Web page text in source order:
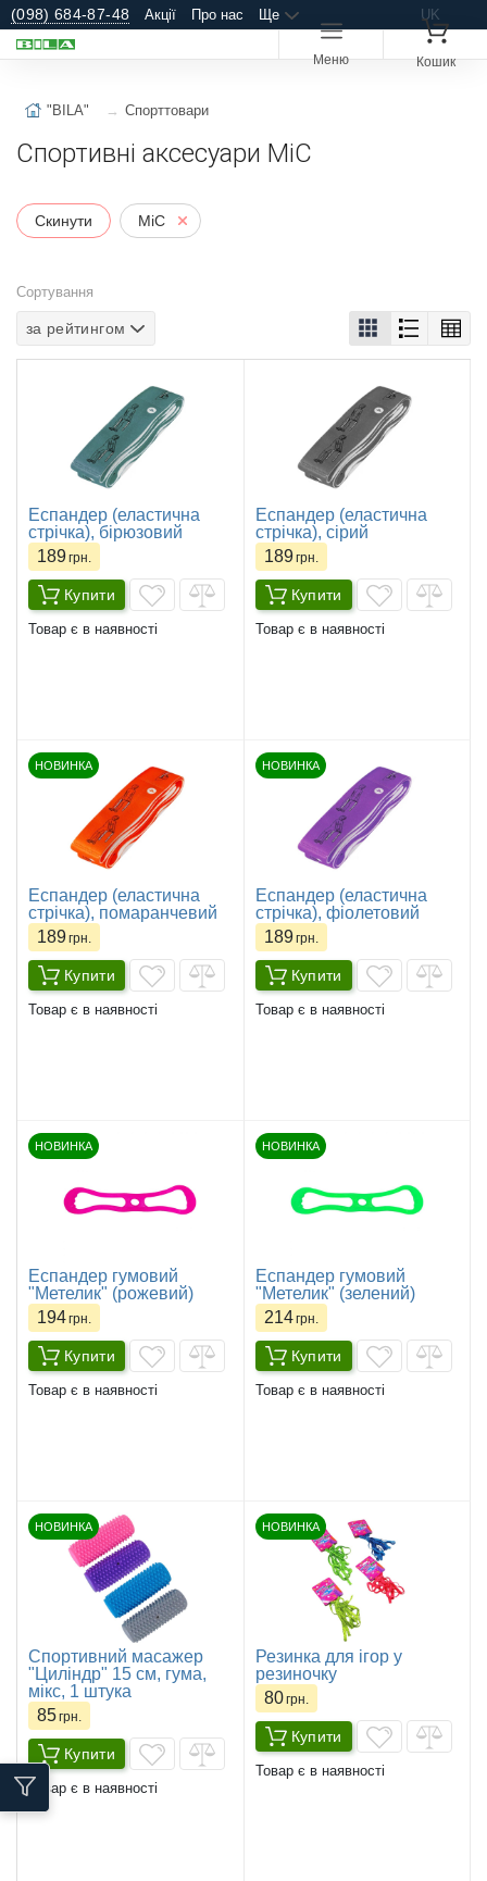
(098) 684-87-48 Акції Про нас Ще UK
Меню Кошик
"BILA" Спорттовари
Спортивні аксесуари MiC
Скинути MiC
Сортування
за рейтингом
Еспандер (еластична
стрічка), бірюзовий
189грн.
Купити
Товар є в наявності
Еспандер (еластична
стрічка), сірий
189грн.
Купити
Товар є в наявності
НОВИНКА
Еспандер (еластична
стрічка), помаранчевий
189грн.
Купити
Товар є в наявності
НОВИНКА
Еспандер (еластична
стрічка), фіолетовий
189грн.
Купити
Товар є в наявності
НОВИНКА
Еспандер гумовий
"Метелик" (рожевий)
194грн.
Купити
Товар є в наявності
НОВИНКА
Еспандер гумовий
"Метелик" (зелений)
214грн.
Купити
Товар є в наявності
НОВИНКА
Спортивний масажер
"Циліндр" 15 см, гума,
мікс, 1 штука
85грн.
Купити
Товар є в наявності
НОВИНКА
Резинка для ігор у
резиночку
80грн.
Купити
Товар є в наявності